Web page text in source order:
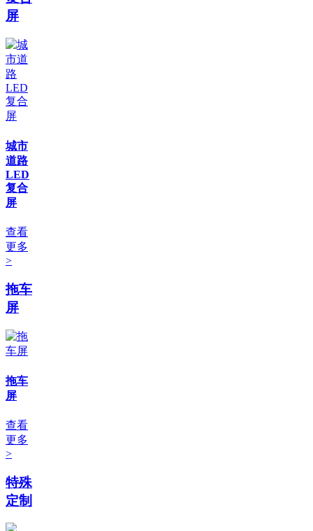
屏
城市
道路
LED
复合
屏
查看
更多
>
拖车
屏
拖车
屏
查看
更多
>
特殊
定制